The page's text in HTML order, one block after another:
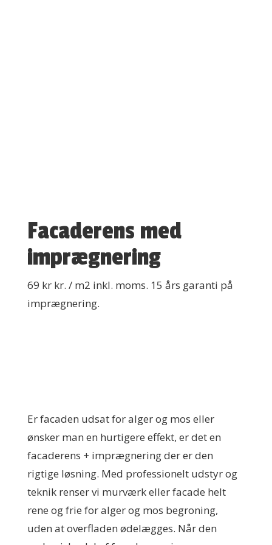
Facaderens med
imprægnering
69 kr kr. / m2 inkl. moms. 15 års garanti på
imprægnering.
Er facaden udsat for alger og mos eller
ønsker man en hurtigere effekt, er det en
facaderens + imprægnering der er den
rigtige løsning. Med professionelt udstyr og
teknik renser vi murværk eller facade helt
rene og frie for alger og mos begroning,
uden at overfladen ødelægges. Når den